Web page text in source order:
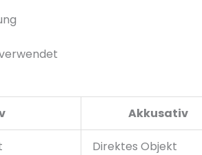
Akkusativ
Direktes Objekt